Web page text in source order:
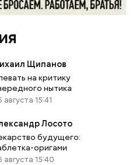
Щипанов
на критику
нытика
августа 15:41
Лосото
будущего:
оригами
августа 15:40